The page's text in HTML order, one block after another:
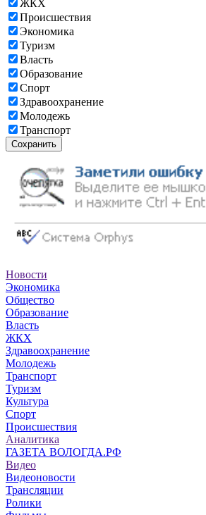
ЖКХ
Происшествия
Экономика
Туризм
Власть
Образование
Спорт
Здравоохранение
Молодежь
Транспорт
Сохранить
Новости
Экономика
Общество
Образование
Власть
ЖКХ
Здравоохранение
Молодежь
Транспорт
Туризм
Культура
Спорт
Происшествия
Аналитика
ГАЗЕТА ВОЛОГДА.РФ
Видео
Видеоновости
Трансляции
Ролики